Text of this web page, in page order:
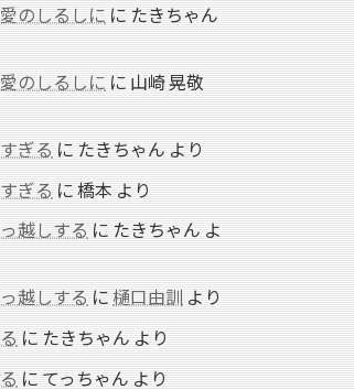
のしるしににたきちゃん
のしるしにに山崎 晃敬
ぎるにたきちゃんより
ぎるに橋本より
越しするにたきちゃんよ
越しするに樋口由訓より
にたきちゃんより
にてっちゃんより